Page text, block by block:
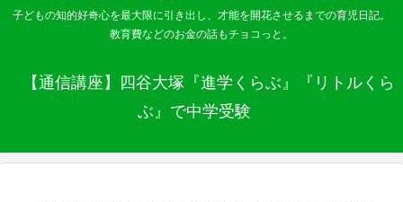
子どもの知的好奇心を最大限に引き出し、才能を開花させるまでの育児日記。
教育費などのお金の話もチョコっと。
【通信講座】四谷大塚『進学くらぶ』『リトルくら
ぶ』で中学受験